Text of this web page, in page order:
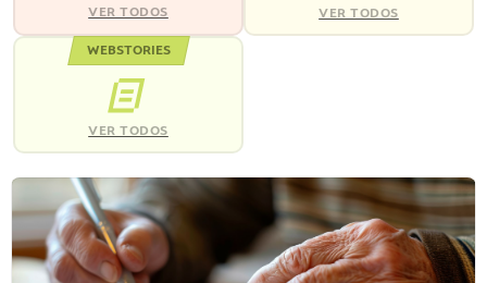
VER TODOS VER TODOS
WEBSTORIES
VER TODOS